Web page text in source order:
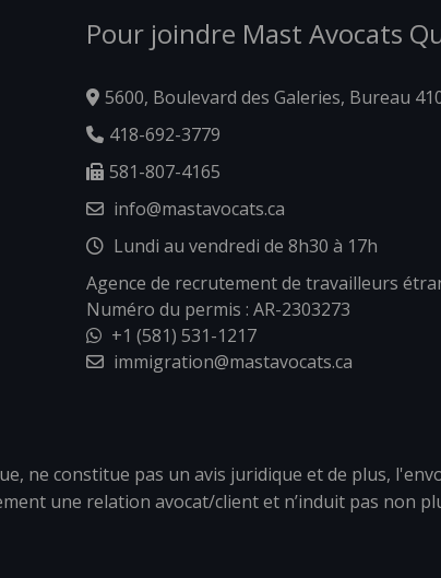
Pour joindre Mast Avocats
5600, Boulevard des Galeries, Bureau
418-692-3779
581-807-4165
info@mastavocats.ca
Lundi au vendredi de 8h30 à 17h
Agence de recrutement de travailleurs
Numéro du permis : AR-2303273
+1 (581) 531-1217
immigration@mastavocats.ca
ne constitue pas un avis juridique et de plus,
une relation avocat/client et n’induit pas non